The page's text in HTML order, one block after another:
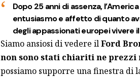
Dopo 25 anni di assenza,
entusiasmo e affetto di quanto
degli appassionati europei vivere il
Siamo ansiosi di vedere ilFord
non sono stati chiariti ne
possiamo supporre una finestra di